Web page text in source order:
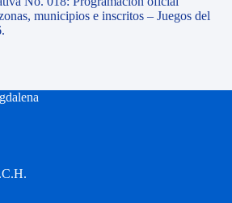
municipios e inscritos – Juegos del